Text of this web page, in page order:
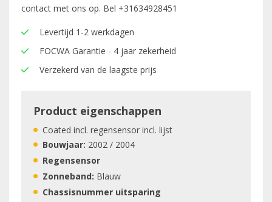
contact met ons op. Bel +31634928451
Levertijd 1-2 werkdagen
FOCWA Garantie - 4 jaar zekerheid
Verzekerd van de laagste prijs
Product eigenschappen
Coated incl. regensensor incl. lijst
Bouwjaar: 2002 / 2004
Regensensor
Zonneband: Blauw
Chassisnummer uitsparing